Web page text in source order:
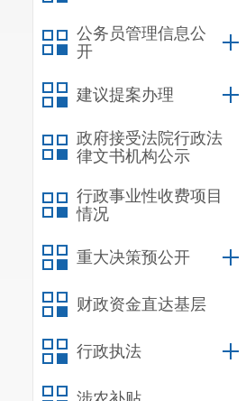
公务员管理信息公
开
建议提案办理
政府接受法院行政法
律文书机构公示
行政事业性收费项目
情况
重大决策预公开
财政资金直达基层
行政执法